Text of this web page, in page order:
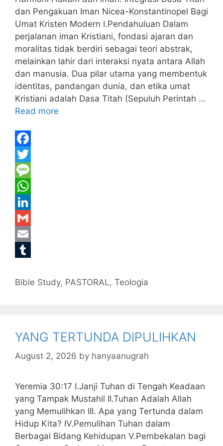
dan Pengakuan Iman Nicea-Konstantinopel Bagi
Umat Kristen Modern I.Pendahuluan Dalam
perjalanan iman Kristiani, fondasi ajaran dan
moralitas tidak berdiri sebagai teori abstrak,
melainkan lahir dari interaksi nyata antara Allah
dan manusia. Dua pilar utama yang membentuk
identitas, pandangan dunia, dan etika umat
Kristiani adalah Dasa Titah (Sepuluh Perintah …
Read more
F
a
c
e
b
o
o
T
w
t
t
e
M
e
s
s
a
e
W
h
a
A
L
n
e
G
m
i
E
a
u
Categories
Bible Study, PASTORAL, Teologia
YANG TERTUNDA DIPULIHKAN
August 2, 2026 by hanyaanugrah
Yeremia 30:17 I.Janji Tuhan di Tengah Keadaan
yang Tampak Mustahil II.Tuhan Adalah Allah
yang Memulihkan III. Apa yang Tertunda dalam
Hidup Kita? IV.Pemulihan Tuhan dalam
Berbagai Bidang Kehidupan V.Pembekalan bagi